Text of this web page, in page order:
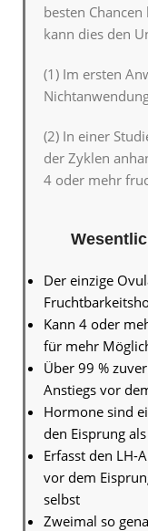
besten
kann dies den
(1) Im ersten
(2) In einer
der Zyklen
4 oder mehr
Der einzige
Kann 4 oder
für mehr
Über 99 %
Anstiegs vor
Hormone sind
den Eisprung
Erfasst den LH-
vor dem
selbst
Zweimal so